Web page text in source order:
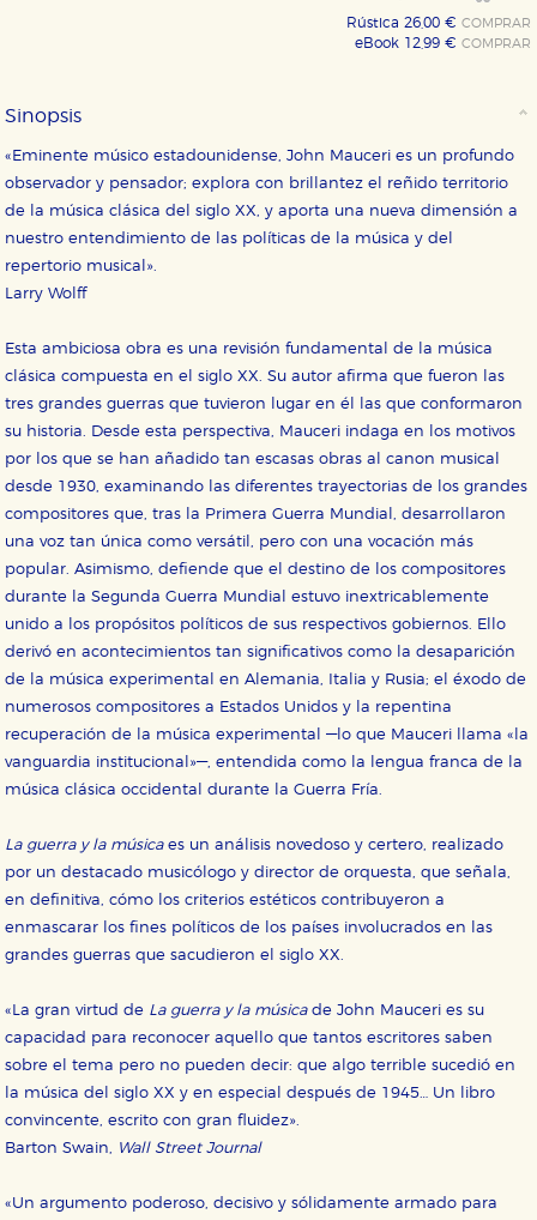
Rústica 26,00 €COMPRAR
eBook 12,99 €COMPRAR
Sinopsis
«Eminente músico estadounidense, John Mauceri es un profundo
observador y pensador; explora con brillantez el reñido territorio
de la música clásica del siglo XX, y aporta una nueva dimensión a
nuestro entendimiento de las políticas de la música y del
repertorio musical».
Larry Wolff
Esta ambiciosa obra es una revisión fundamental de la música
clásica compuesta en el siglo XX. Su autor afirma que fueron las
tres grandes guerras que tuvieron lugar en él las que conformaron
su historia. Desde esta perspectiva, Mauceri indaga en los motivos
por los que se han añadido tan escasas obras al canon musical
desde 1930, examinando las diferentes trayectorias de los grandes
compositores que, tras la Primera Guerra Mundial, desarrollaron
una voz tan única como versátil, pero con una vocación más
popular. Asimismo, defiende que el destino de los compositores
durante la Segunda Guerra Mundial estuvo inextricablemente
unido a los propósitos políticos de sus respectivos gobiernos. Ello
derivó en acontecimientos tan significativos como la desaparición
de la música experimental en Alemania, Italia y Rusia; el éxodo de
numerosos compositores a Estados Unidos y la repentina
recuperación de la música experimental —lo que Mauceri llama «la
vanguardia institucional»—, entendida como la lengua franca de la
música clásica occidental durante la Guerra Fría.
La guerra y la músicaes un análisis novedoso y certero, realizado
por un destacado musicólogo y director de orquesta, que señala,
en definitiva, cómo los criterios estéticos contribuyeron a
enmascarar los fines políticos de los países involucrados en las
grandes guerras que sacudieron el siglo XX.
«La gran virtud de La guerra y la músicade John Mauceri es su
capacidad para reconocer aquello que tantos escritores saben
sobre el tema pero no pueden decir: que algo terrible sucedió en
la música del siglo XX y en especial después de 1945… Un libro
convincente, escrito con gran fluidez».
Barton Swain, Wall Street Journal
«Un argumento poderoso, decisivo y sólidamente armado para
CONFIGURACIÓN DE COOKIES
HABILITAR TODO RECHAZAR TODO
Cookies necesarias
Estas cookies son necesarias para que nuestro sitio
navegador, pero en ese caso es posible que algunas
áreas de nuestra web dejen de funcionar
correctamente.
Cookies de rendimiento y analíticas
Estas cookies se utilizan para mejorar su experiencia
de navegación y optimizar el funcionamiento de
nuestro sitio web. Almacenan configuraciones de
tanto, es anónima.